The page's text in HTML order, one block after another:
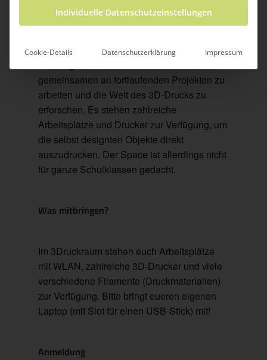
Schüler*innen, Lehrkräfte und Familien
nutzen, um ihren eigenen Ideen
gemeinsamen an fortlaufenden Projekten zu
arbeiten und die Welt des 3D-Drucks zu
erforschen. Es stehen zahlreiche
Arbeitsplätze und Drucker zur Verfügung, um
die selbst designten Objekte direkt
auszudrucken. Der Space ist allerdings nicht
für ganze Schulklassen gedacht.
Was mitbringen?
Im 3Druckraum stehen euch Arbeitsplätze
mit WLAN, zahlreiche 3D-Drucker und viele
verschiedene Filamente (Druckmaterialien)
zur Verfügung. Bitte bringt eueren eigenen
Laptop (mit Slot für einen USB-Stick) mit!
Anmeldung
Individuelle Datenschutzeinstellungen
Cookie-Details Datenschutzerklärung Impressum